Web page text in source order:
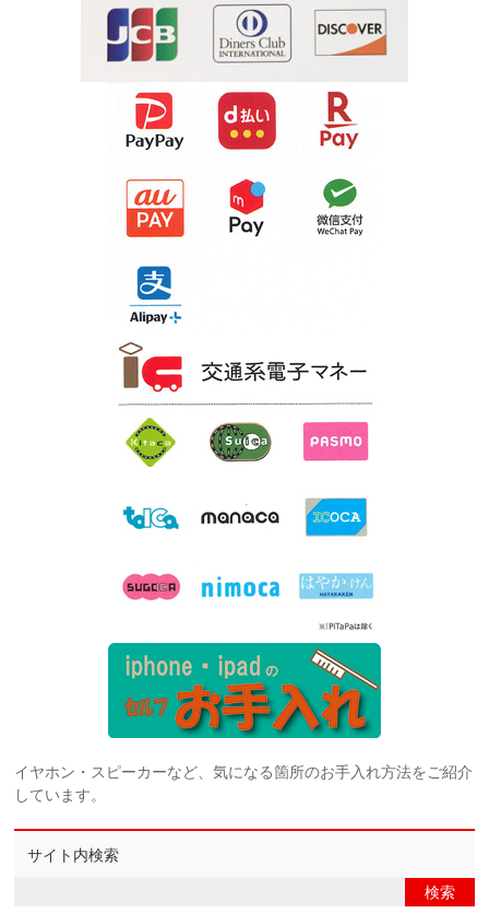
イヤホン・スピーカーなど、気になる箇所のお手入れ方法をご紹介
しています。
サイト内検索